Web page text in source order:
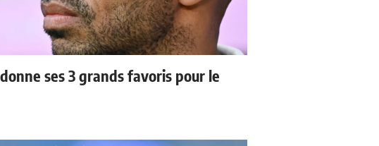
ses 3 grands favoris pour le